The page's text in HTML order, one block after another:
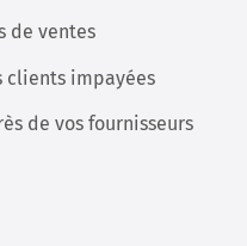
de ventes
clients impayées
de vos fournisseurs